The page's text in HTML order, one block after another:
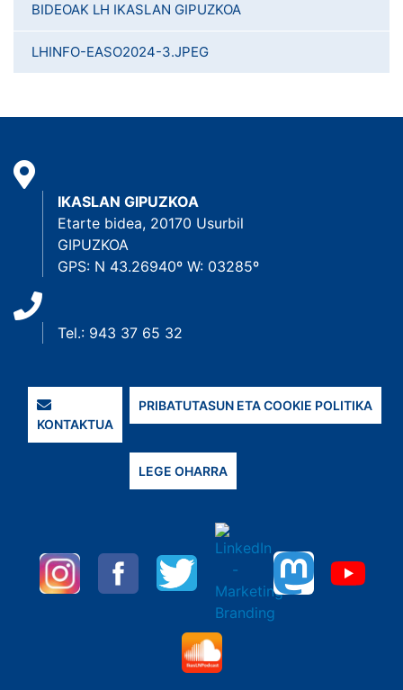
BIDEOAK LH IKASLAN GIPUZKOA
LHINFO-EASO2024-3.JPEG
IKASLAN GIPUZKOA
Etarte bidea, 20170 Usurbil
GIPUZKOA
GPS: N 43.26940º W: 03285º
Tel.: 943 37 65 32
KONTAKTUA
PRIBATUTASUN ETA COOKIE POLITIKA
LEGE OHARRA